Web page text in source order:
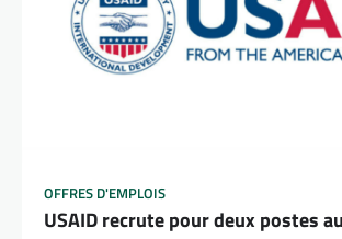
OFFRES D'EMPLOIS
USAID recrute pour deux postes